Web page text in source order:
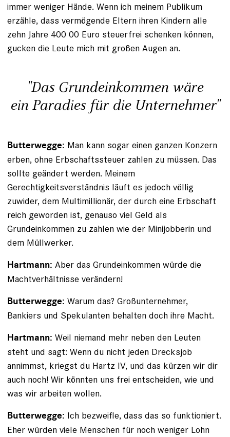
immer weniger Hände. Wenn ich meinem Publikum
erzähle, dass vermögende Eltern ihren Kindern alle
zehn Jahre 400 00 Euro steuerfrei schenken können,
gucken die Leute mich mit großen Augen an.
"Das Grund­einkommen wäre
ein Paradies für die Unternehmer"
Butterwegge: Man kann sogar einen ganzen Konzern
erben, ohne Erbschaftssteuer zahlen zu müssen. Das
sollte geändert werden. Meinem
Gerechtigkeitsverständnis läuft es jedoch völlig
zuwider, dem Multimillionär, der durch eine Erbschaft
reich geworden ist, genauso viel Geld als
Grundeinkommen zu zahlen wie der Minijobberin und
dem Müllwerker.
Hartmann: Aber das Grundeinkommen würde die
Machtverhältnisse verändern!
Butterwegge: Warum das? Großunternehmer,
Bankiers und Spekulanten behalten doch ihre Macht.
Hartmann: Weil niemand mehr neben den Leuten
steht und sagt: Wenn du nicht jeden Drecksjob
annimmst, kriegst du Hartz IV, und das kürzen wir dir
auch noch! Wir könnten uns frei entscheiden, wie und
was wir ar­beiten wollen.
Butterwegge: Ich bezweifle, dass das so funktioniert.
Eher würden viele Menschen für noch weniger Lohn